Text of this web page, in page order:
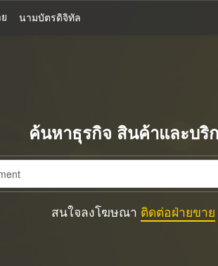
นามบัตรดิจิทัล
ค้นหาธุรกิจ สินค้าและบริ
สนใจลงโฆษณา ติดต่อฝ่ายขาย